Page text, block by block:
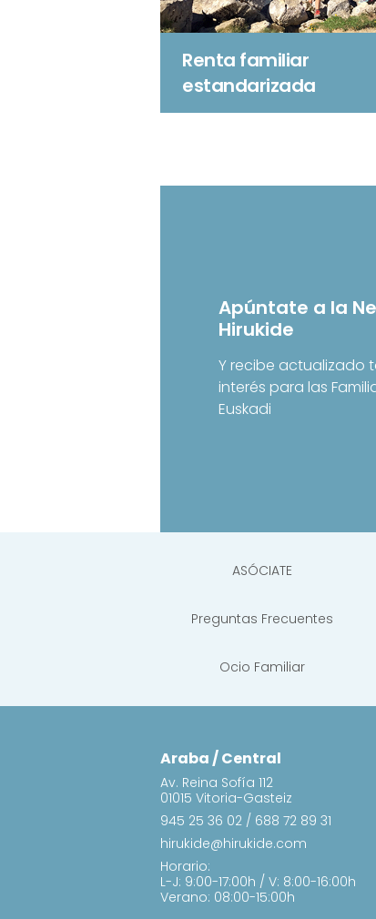
Renta familiar
estandarizada
Apúntate a la
Hirukide
Y recibe actualizado
interés para las
Euskadi
ASÓCIATE
Preguntas Frecuentes
Ocio Familiar
Araba / Central
Av. Reina Sofía 112
01015 Vitoria-Gasteiz
945 25 36 02 / 688 72 89 31
hirukide@hirukide.com
Horario:
L-J: 9:00-17:00h / V: 8:00-16:00h
Verano: 08:00-15:00h